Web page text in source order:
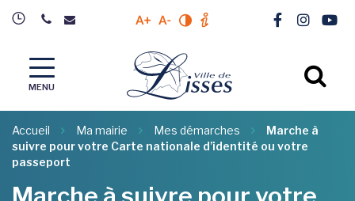
Augmenter la taille du texte
Diminuer la taille du texte
Modifier le contrastre du site
Plus d'info surLien vers
LienLien
MENU
Accueil Ma mairie Mes démarches
Marche à
suivre pour votre Carte nationale d’identité ou votre
passeport